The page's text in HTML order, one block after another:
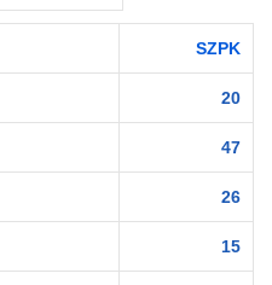
SZPK
20
47
26
15